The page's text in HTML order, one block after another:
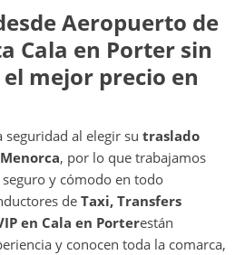
Aeropuerto de
Cala en Porter sin
mejor precio en
al elegir su traslado
, por lo que trabajamos
y cómodo en todo
de Taxi, Transfers
en Cala en Porterestán
y conocen toda la comarca,